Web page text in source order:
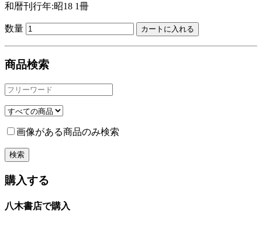
和暦刊行年:昭18 1冊
数量
商品検索
画像がある商品のみ検索
購入する
八木書店で購入